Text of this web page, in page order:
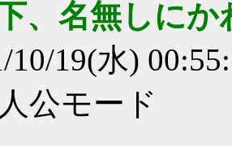
、名無しに
10/19(水)
公モード